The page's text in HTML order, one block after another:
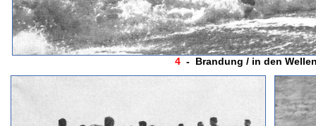
4 - Brandung / in den